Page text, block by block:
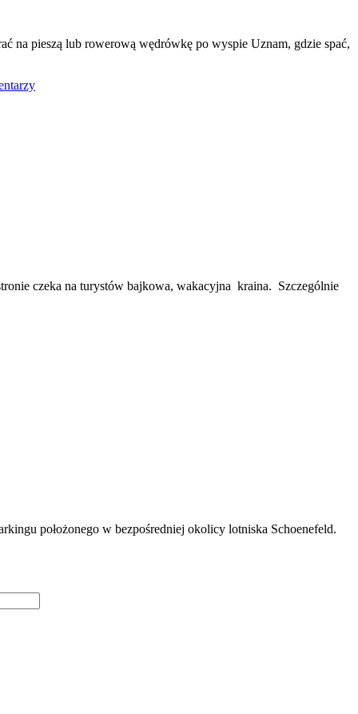
na pieszą lub rowerową wędrówkę po wyspie Uznam, gdzie spać,
czeka na turystów bajkowa, wakacyjna kraina. Szczególnie
położonego w bezpośredniej okolicy lotniska Schoenefeld.